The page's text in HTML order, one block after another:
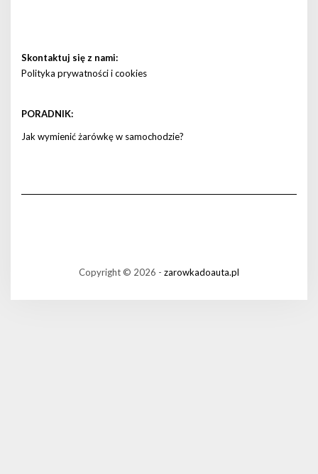
Skontaktuj się z nami:
Polityka prywatności i cookies
PORADNIK:
Jak wymienić żarówkę w samochodzie?
Copyright © 2026 - zarowkadoauta.pl